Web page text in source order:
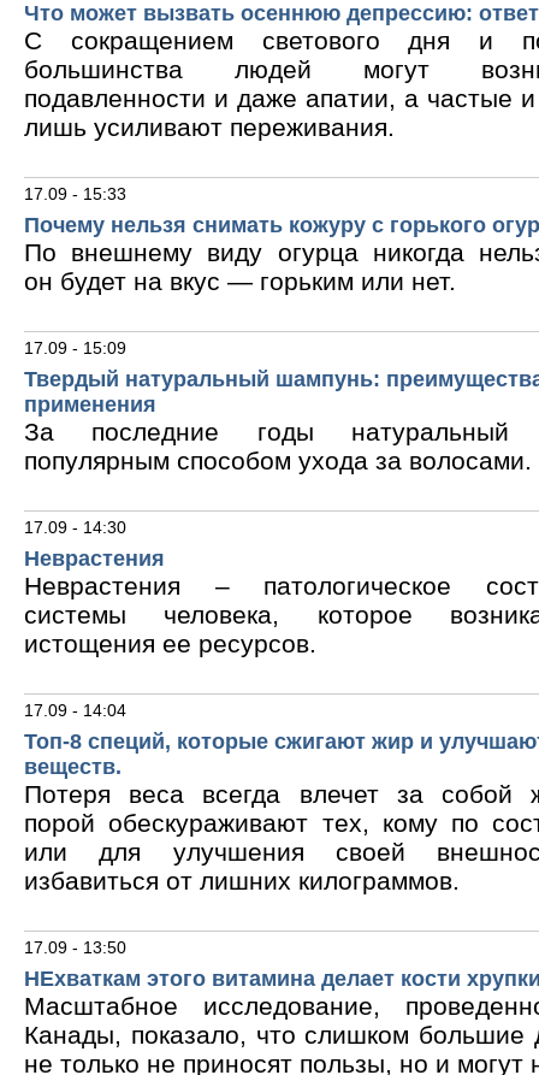
Что может вызвать осеннюю депрессию:
С сокращением светового дня и
большинства людей могут
подавленности и даже апатии, а частые
лишь усиливают переживания.
17.09 - 15:33
Почему нельзя снимать кожуру с горького
По внешнему виду огурца никогда
он будет на вкус — горьким или нет.
17.09 - 15:09
Твердый натуральный шампунь:
применения
За последние годы натуральный
популярным способом ухода за волосами.
17.09 - 14:30
Неврастения
Неврастения – патологическое
системы человека, которое
истощения ее ресурсов.
17.09 - 14:04
Топ-8 специй, которые сжигают жир и
веществ.
Потеря веса всегда влечет за собой
порой обескураживают тех, кому по
или для улучшения своей
избавиться от лишних килограммов.
17.09 - 13:50
НЕхваткам этого витамина делает кости
Масштабное исследование,
Канады, показало, что слишком большие
не только не приносят пользы, но и могут